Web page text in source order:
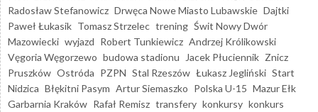
Radosław Stefanowicz Drwęca Nowe Miasto Lubawskie Dajtki
Paweł Łukasik Tomasz Strzelec trening Świt Nowy Dwór
Mazowiecki wyjazd Robert Tunkiewicz Andrzej Królikowski
Vęgoria Węgorzewo budowa stadionu Jacek Płuciennik Znicz
Pruszków Ostróda PZPN Stal Rzeszów Łukasz Jegliński Start
Nidzica Błękitni Pasym Artur Siemaszko Polska U-15 Mazur Ełk
Garbarnia Kraków Rafał Remisz transfery konkursy konkurs